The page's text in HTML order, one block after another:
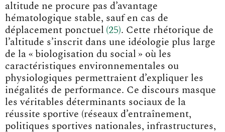
altitude ne procure pas d’avantage
hématologique stable, sauf en cas de
déplacement ponctuel 25 . Cette rhétorique de
l’altitude s’inscrit dans une idéologie plus large
de la « biologisation du social » où les
caractéristiques environnementales ou
physiologiques permettraient d’expliquer les
inégalités de performance. Ce discours masque
les véritables déterminants sociaux de la
réussite sportive (réseaux d’entraînement,
politiques sportives nationales, infrastructures,